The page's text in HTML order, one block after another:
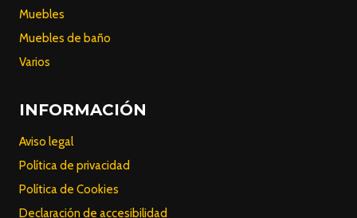
Muebles
Muebles de baño
Varios
INFORMACIÓN
Aviso legal
Política de privacidad
Política de Cookies
Declaración de accesibilidad